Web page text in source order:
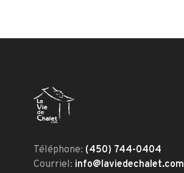
Téléphone: (450) 744-0404
Courriel: info@laviedechalet.com